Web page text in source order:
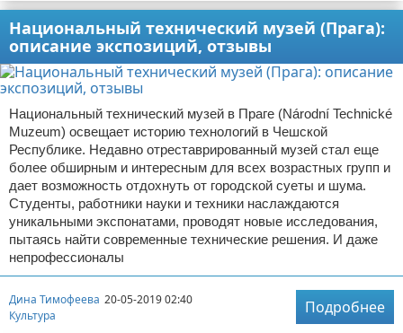
Национальный технический музей (Прага):
описание экспозиций, отзывы
Национальный технический музей в Праге (Národní Technické
Muzeum) освещает историю технологий в Чешской
Республике. Недавно отреставрированный музей стал еще
более обширным и интересным для всех возрастных групп и
дает возможность отдохнуть от городской суеты и шума.
Студенты, работники науки и техники наслаждаются
уникальными экспонатами, проводят новые исследования,
пытаясь найти современные технические решения. И даже
непрофессионалы
Дина Тимофеева 20-05-2019 02:40
Культура
Подробнее